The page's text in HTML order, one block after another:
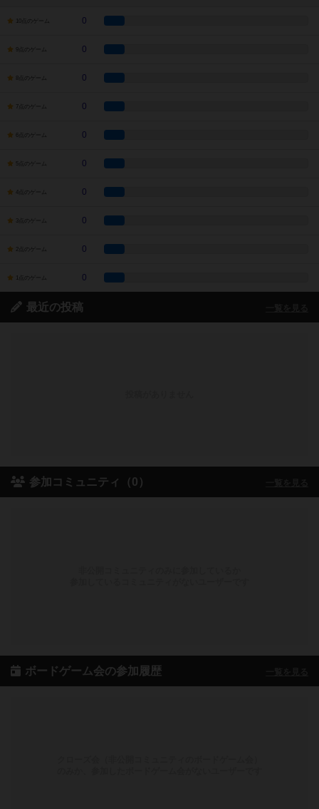
10点のゲーム 0
9点のゲーム 0
8点のゲーム 0
7点のゲーム 0
6点のゲーム 0
5点のゲーム 0
4点のゲーム 0
3点のゲーム 0
2点のゲーム 0
1点のゲーム 0
最近の投稿
参加コミュニティ（0）
ボードゲーム会の参加履歴